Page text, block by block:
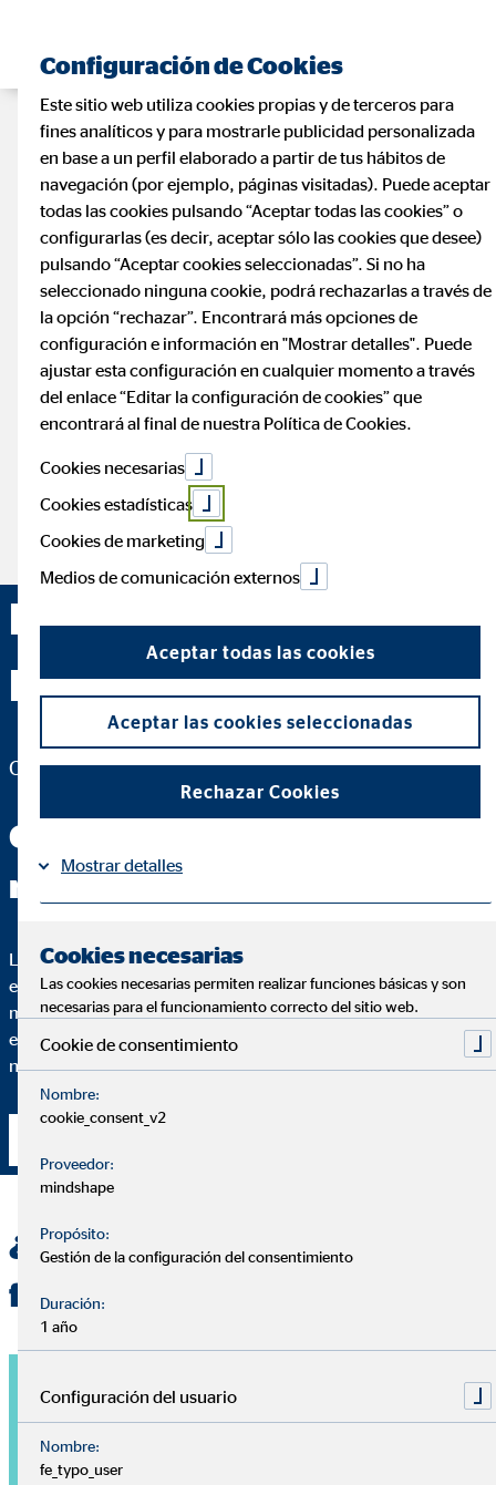
David Gómez Bobillo —
Madrid
Coordinador de Zona para OVB Allfinanz España S.A.
Conmigo tendrás las
respuestas que buscas
Lo más importante de un buen asesoramiento es que puedas
entender cada paso. Para ello, te voy a explicar hasta el más
mínimo detalle de por qué recomiendo una solución financiera
específica y en qué medida se adapta esta solución a tus
necesidades particulares.
¿Quieres una planificación
financiera personalizada?
Configuración de Cookies
Este sitio web utiliza cookies propias y de terceros para
fines analíticos y para mostrarle publicidad personalizada
en base a un perfil elaborado a partir de tus hábitos de
navegación (por ejemplo, páginas visitadas). Puede aceptar
todas las cookies pulsando “Aceptar todas las cookies” o
configurarlas (es decir, aceptar sólo las cookies que desee)
pulsando “Aceptar cookies seleccionadas”. Si no ha
seleccionado ninguna cookie, podrá rechazarlas a través de
la opción “rechazar”. Encontrará más opciones de
configuración e información en "Mostrar detalles". Puede
ajustar esta configuración en cualquier momento a través
del enlace “Editar la configuración de cookies” que
encontrará al final de nuestra Política de Cookies.
Cookies necesarias
Cookies estadísticas
Cookies de marketing
Medios de comunicación externos
Aceptar todas las cookies
Aceptar las cookies seleccionadas
Rechazar Cookies
Mostrar detalles
Cookies necesarias
Las cookies necesarias permiten realizar funciones básicas y son
necesarias para el funcionamiento correcto del sitio web.
Cookie de consentimiento
Nombre:
cookie_consent_v2
Proveedor:
mindshape
Propósito:
Gestión de la configuración del consentimiento
Duración:
1 año
Configuración del usuario
Nombre:
fe_typo_user